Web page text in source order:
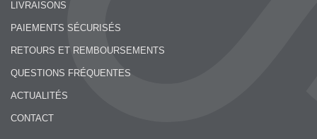
LIVRAISONS
PAIEMENTS SÉCURISÉS
RETOURS ET REMBOURSEMENTS
QUESTIONS FRÉQUENTES
ACTUALITÉS
CONTACT